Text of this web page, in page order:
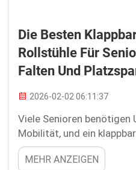
Die Besten
Rollstühle Für
Falten Und
2026-02-02 06:11:37
Viele Senioren
Mobilität, und ein
eine hervorragende
leicht und klappbar und
MEHR ANZEIGEN